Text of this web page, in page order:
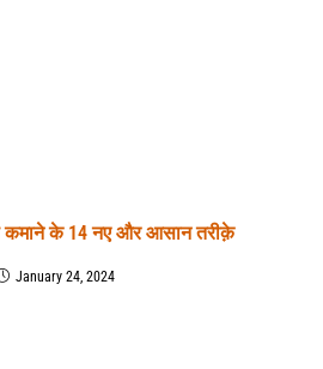
कमाने के 14 नए और आसान तरीक़े
January 24, 2024